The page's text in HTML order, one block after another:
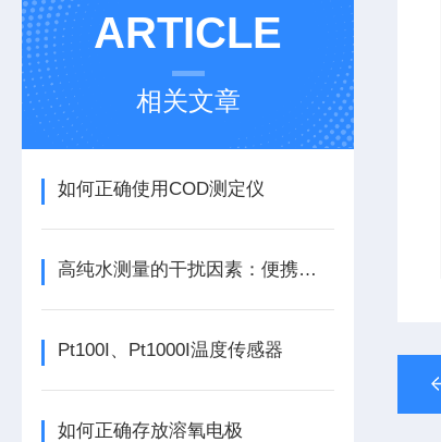
ARTICLE
相关文章
如何正确使用COD测定仪
高纯水测量的干扰因素：便携式电导率仪在线检测时的流速与空气溶解影响
Pt100I、Pt1000I温度传感器
如何正确存放溶氧电极